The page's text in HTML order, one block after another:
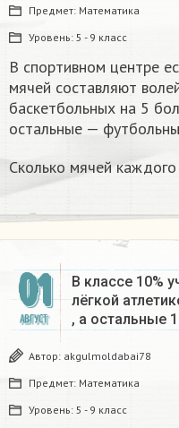
Предмет: Математика
Уровень: 5 - 9 класс
В спортивном центре
мячей составляют
баскетбольных на 5
остальные —
Сколько мячей
01
АВГУСТ
В классе 10%
лёгкой
, а остальные
Автор: akgulmoldabai78
Предмет: Математика
Уровень: 5 - 9 класс